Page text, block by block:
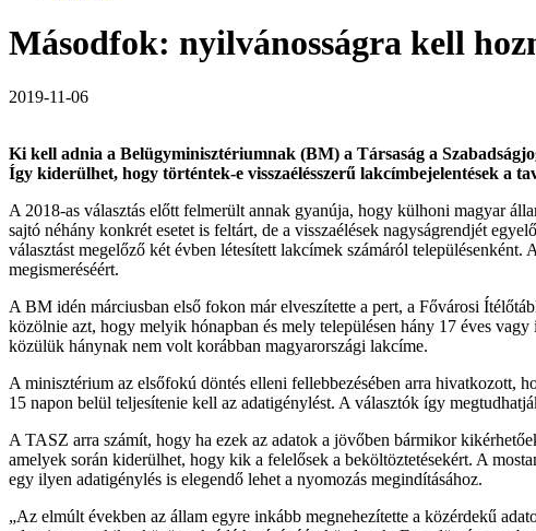
Másodfok: nyilvánosságra kell
2019-11-06
Ki kell adnia a Belügyminisztériumnak (BM) a Társaság a
Így kiderülhet, hogy történtek-e visszaélésszerű lakcímbejelentések a
A 2018-as választás előtt felmerült annak gyanúja, hogy külhoni magyar
sajtó néhány konkrét esetet is feltárt, de a visszaélések nagyságrendjét
választást megelőző két évben létesített lakcímek számáról
megismeréséért.
A BM idén márciusban első fokon már elveszítette a pert, a Fővárosi
közölnie azt, hogy melyik hónapban és mely településen hány 17 éves
közülük hánynak nem volt korábban magyarországi lakcíme.
A minisztérium az elsőfokú döntés elleni fellebbezésében arra hivatkozott,
15 napon belül teljesítenie kell az adatigénylést. A választók így
A TASZ arra számít, hogy ha ezek az adatok a jövőben bármikor
amelyek során kiderülhet, hogy kik a felelősek a beköltöztetésekért. A
egy ilyen adatigénylés is elegendő lehet a nyomozás megindításához.
„Az elmúlt években az állam egyre inkább megnehezítette a közérdekű